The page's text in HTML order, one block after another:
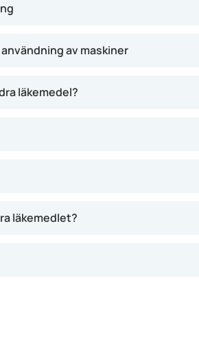
av maskiner
läkemedel?
läkemedlet?